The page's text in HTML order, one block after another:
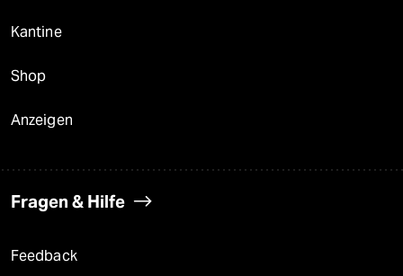
Kantine
Shop
Anzeigen
Fragen & Hilfe
Feedback